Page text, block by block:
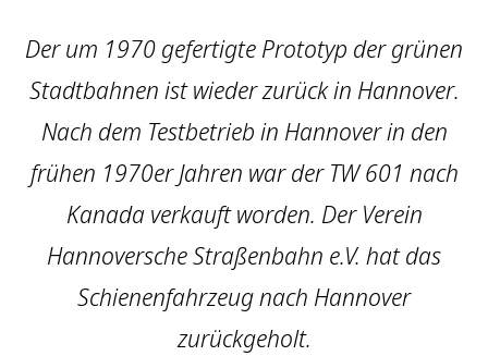
Der um 1970 gefertigte Prototyp der grünen
Stadtbahnen ist wieder zurück in Hannover.
Nach dem Testbetrieb in Hannover in den
frühen 1970er Jahren war der TW 601 nach
Kanada verkauft worden. Der Verein
Hannoversche Straßenbahn e.V. hat das
Schienenfahrzeug nach Hannover
zurückgeholt.